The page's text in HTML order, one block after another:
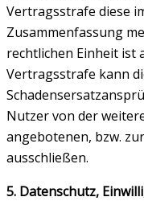
Vertragsstrafe diese
Zusammenfassung
rechtlichen Einheit ist
Vertragsstrafe kann
Nutzer von der
angebotenen, bzw.
ausschließen.
5. Datenschutz,